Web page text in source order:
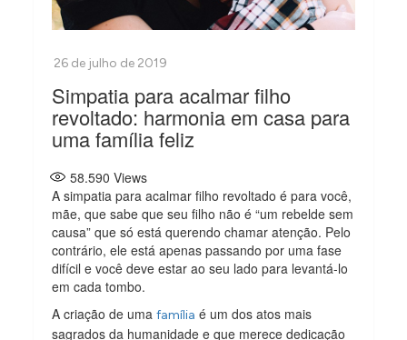
Simpatia para acalmar filho
revoltado: harmonia em casa para
uma família feliz
58.590 Views
A simpatia para acalmar filho revoltado é para você,
mãe, que sabe que seu filho não é “um rebelde sem
causa” que só está querendo chamar atenção. Pelo
contrário, ele está apenas passando por uma fase
difícil e você deve estar ao seu lado para levantá-lo
em cada tombo.
A criação de umafamília é um dos atos mais
sagrados da humanidade e que merece dedicação